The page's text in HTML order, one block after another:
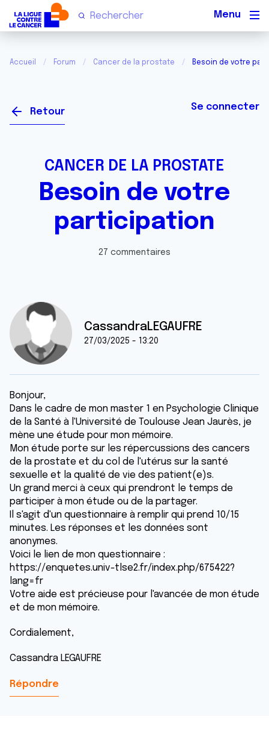
Accueil Forum Cancer de la prostate Besoin de votre
Retour Se connecter
CANCER DE LA PROSTATE
Besoin de votre
participation
27 commentaires
CassandraLEGAUFRE
27/03/2025 - 13:20
Bonjour,
Dans le cadre de mon master 1 en Psychologie Clinique
de la Santé à l'Université de Toulouse Jean Jaurès, je
mène une étude pour mon mémoire.
Mon étude porte sur les répercussions des cancers
de la prostate et du col de l'utérus sur la santé
sexuelle et la qualité de vie des patient(e)s.
Un grand merci à ceux qui prendront le temps de
participer à mon étude ou de la partager.
Il s'agit d'un questionnaire à remplir qui prend 10/15
minutes. Les réponses et les données sont
anonymes.
Voici le lien de mon questionnaire :
https://enquetes.univ-tlse2.fr/index.php/675422?
lang=fr
Votre aide est précieuse pour l'avancée de mon étude
et de mon mémoire.
Cordialement,
Cassandra LEGAUFRE
Répondre